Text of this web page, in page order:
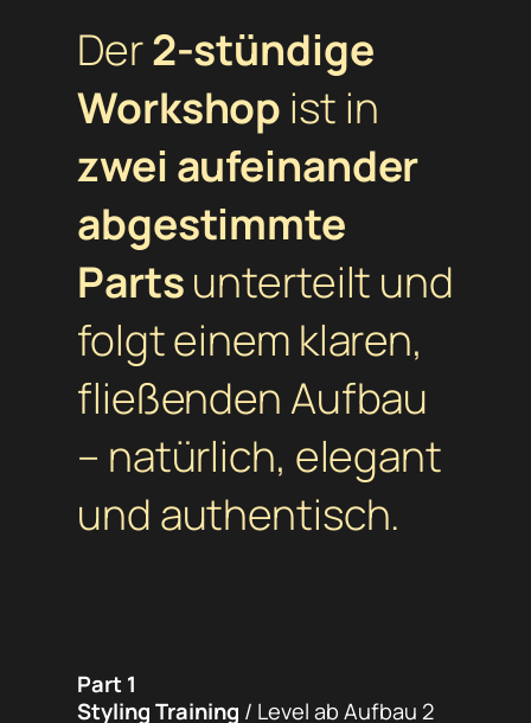
Der2-stündige
Workshop ist in
zwei aufeinander
abgestimmte
Partsunterteilt und
folgt einem klaren,
fließenden Aufbau
– natürlich, elegant
und authentisch.
Part 1
Styling Training / Level ab Aufbau 2